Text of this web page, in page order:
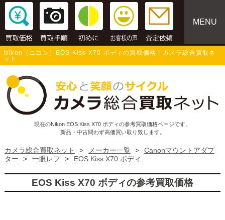
MENU
Nikon（ニコン）EOS Kiss X70 ボディの買取価格 | カメラ総合買取ネ
ット
現在のNikon EOS Kiss X70 ボディの参考買取価格ページです。
新品・中古問わず高価買い取り致します。
カメラ総合買取ネット > メーカー一覧 >
Canonマウントアダプ
ター
> 一眼レフ > EOS Kiss X70 ボディ
EOS Kiss X70 ボディの参考買取価格